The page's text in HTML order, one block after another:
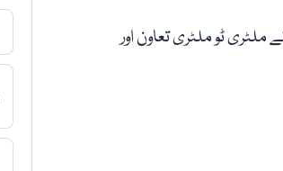
ٹو ملٹری تعاون اور